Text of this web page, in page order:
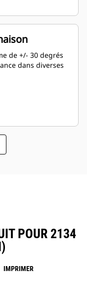
de +/- 30 degrés
dans diverses
POUR 2134
IMPRIMER